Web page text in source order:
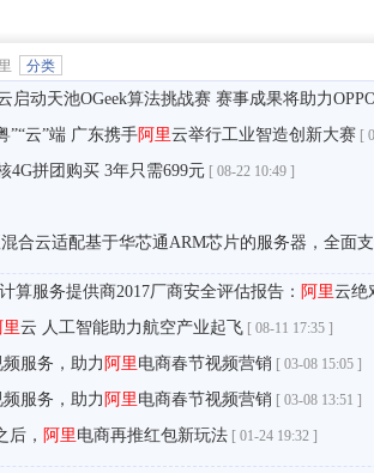
分类
启动天池OGeek算法挑战赛 赛事成果将助力
”“云”端 广东携手阿里云举行工业智造创新大赛 [
4G拼团购买 3年只需699元 [ 08-22 10:49 ]
合云适配基于华芯通ARM芯片的服务器，全面
算服务提供商2017厂商安全评估报告： 阿里云绝
里云 人工智能助力航空产业起飞 [ 08-11 17:35 ]
服务，助力 阿里 电商春节视频营销 [ 03-08 15:05 ]
服务，助力 阿里 电商春节视频营销 [ 03-08 13:51 ]
后， 阿里 电商再推红包新玩法 [ 01-24 19:32 ]